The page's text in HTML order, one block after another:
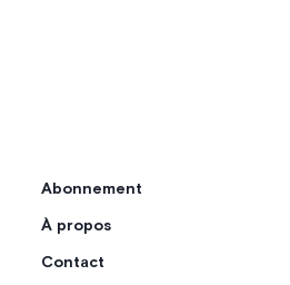
Abonnement
À propos
Contact